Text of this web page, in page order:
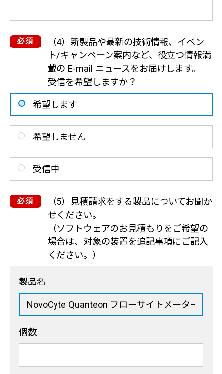
（4）新製品や最新の技術情報、イベン
ト/キャンペーン案内など、役立つ情報満
載の E-mail ニュースをお届けします。
受信を希望しますか？
希望します
希望しません
受信中
（5）見積請求をする製品についてお聞か
せください。
（ソフトウェアのお見積もりをご希望の
場合は、対象の装置を追記事項にご記入
ください。）
製品名
個数